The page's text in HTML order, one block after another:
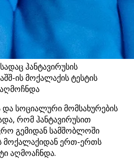
ჰანტავირუსის
ის მოქალაქის ტესტის
სოციალური მომსახურების
რომ ჰანტავირუსით
გემიდან სამშობლოში
მოქალაქიდან ერთ-ერთს
აღმოაჩნდა.